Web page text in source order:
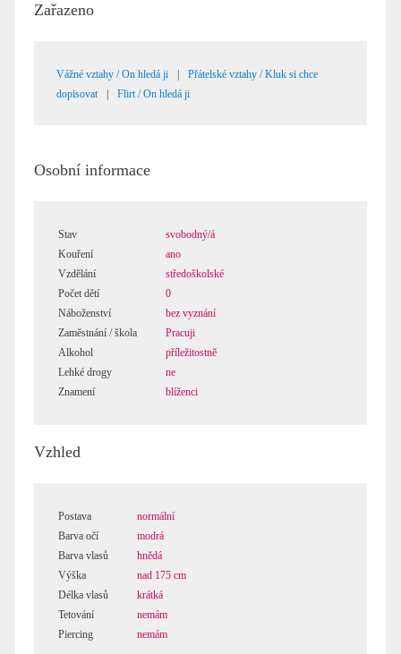
Zařazeno
Vážné vztahy / On hledá ji
Přátelské vztahy / Kluk si chce
dopisovat
Flirt / On hledá ji
Osobní informace
Stav
svobodný/á
Kouření
ano
Vzdělání
středoškolské
Počet dětí
0
Náboženství
bez vyznání
Zaměstnání / škola
Pracuji
Alkohol
příležitostně
Lehké drogy
ne
Znamení
blíženci
Vzhled
Postava
normální
Barva očí
modrá
Barva vlasů
hnědá
Výška
nad 175 cm
Délka vlasů
krátká
Tetování
nemám
Piercing
nemám